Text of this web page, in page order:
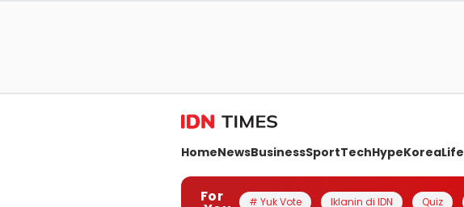
HomeNewsBusinessSportTechHypeKoreaLife
For # Yuk Vote Iklanin di IDN Quiz